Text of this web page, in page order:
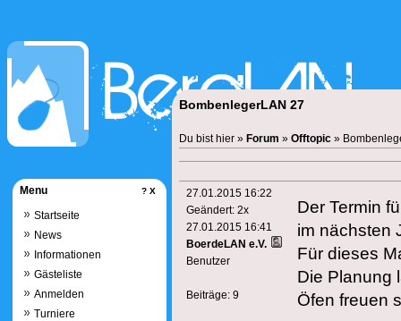
BombenlegerLAN 27
Du bist hier » Forum » Offtopic »
27.01.2015 16:22
Geändert: 2x
27.01.2015 16:41
BoerdeLAN e.V.
Benutzer
Beiträge: 9
Der Termin
im nächsten
Für dieses
Die Planung
Öfen freuen
Menu ? X
Startseite
News
Informationen
Gästeliste
Anmelden
Turniere